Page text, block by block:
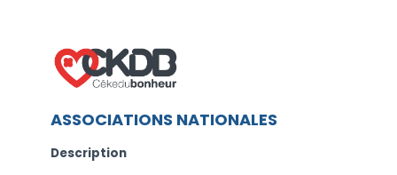
ASSOCIATIONS NATIONALES
Description